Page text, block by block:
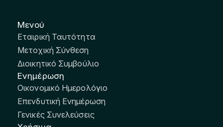
Μενού
Εταιρική Ταυτότητα
Μετοχική Σύνθεση
Διοικητικό Συμβούλιο
Ενημέρωση
Οικονομικό Ημερολόγιο
Επενδυτική Ενημέρωση
Γενικές Συνελεύσεις